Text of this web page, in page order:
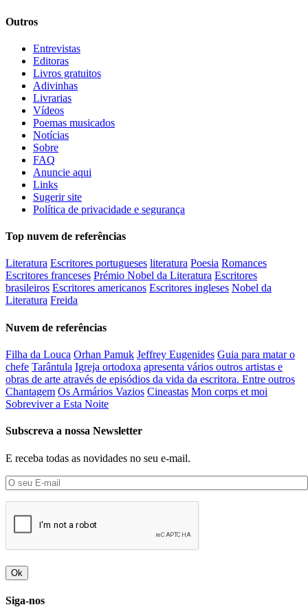
Outros
Entrevistas
Editoras
Livros gratuitos
Adivinhas
Livrarias
Vídeos
Poemas musicados
Notícias
Sobre
FAQ
Anuncie aqui
Links
Sugerir site
Política de privacidade e segurança
Top nuvem de referências
Literatura Escritores portugueses literatura Poesia Romances
Escritores franceses Prémio Nobel da Literatura Escritores
brasileiros Escritores americanos Escritores ingleses Nobel da
Literatura Freida
Nuvem de referências
Filha da Louca Orhan Pamuk Jeffrey Eugenides Guia para matar o
chefe Tarântula Igreja ortodoxa apresenta vários outros artistas e
obras de arte através de episódios da vida da escritora. Entre outros
Chantagem Os Armários Vazios Cineastas Mon corps et moi
Sobreviver a Esta Noite
Subscreva a nossa Newsletter
E receba todas as novidades no seu e-mail.
Ok
Siga-nos